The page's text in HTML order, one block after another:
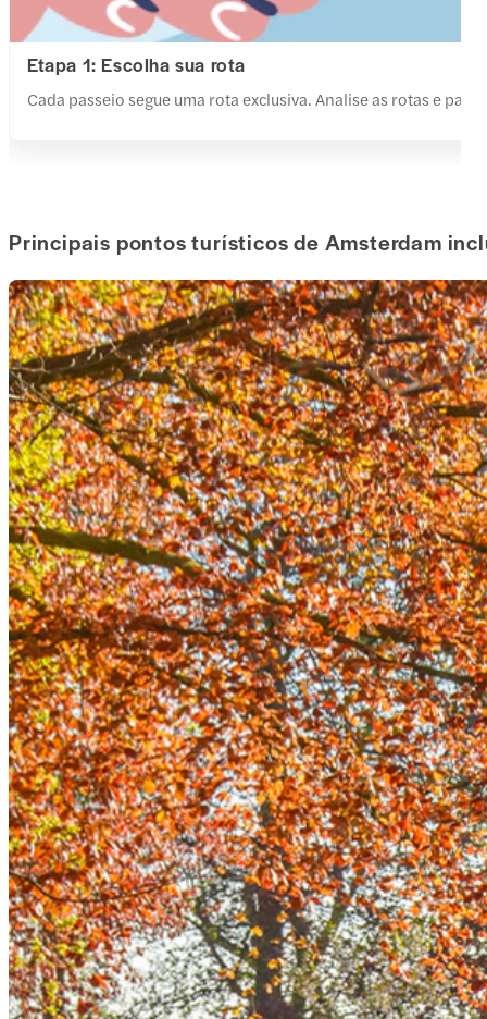
Etapa 1: Escolha sua rota
Cada passeio segue uma rota exclusiva. Analise as rotas e
Principais pontos turísticos de Amsterdam